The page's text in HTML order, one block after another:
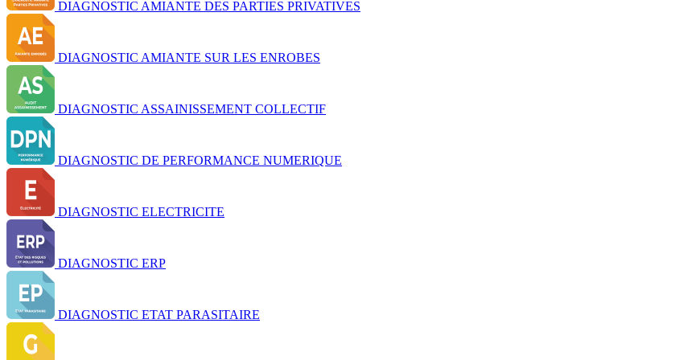
DIAGNOSTIC AMIANTE DES PARTIES PRIVATIVES
DIAGNOSTIC AMIANTE SUR LES ENROBES
DIAGNOSTIC ASSAINISSEMENT COLLECTIF
DIAGNOSTIC DE PERFORMANCE NUMERIQUE
DIAGNOSTIC ELECTRICITE
DIAGNOSTIC ERP
DIAGNOSTIC ETAT PARASITAIRE